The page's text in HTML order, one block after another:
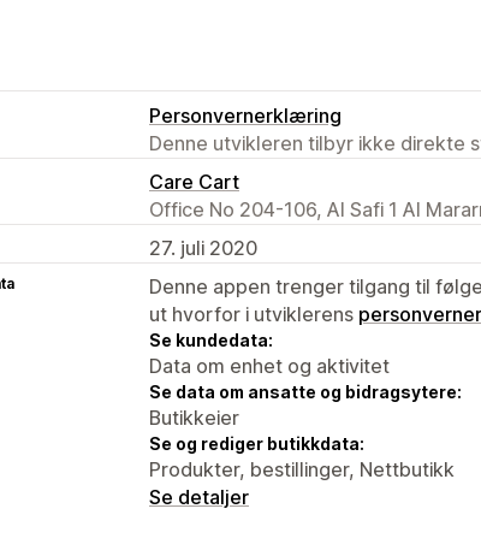
Personvernerklæring
Denne utvikleren tilbyr ikke direkte
Care Cart
Office No 204-106, Al Safi 1 Al
27. juli 2020
Denne appen trenger tilgang til
ut hvorfor i utviklerens
Se kundedata:
Data om enhet og aktivitet
Se data om ansatte og bidragsytere:
Butikkeier
Se og rediger butikkdata:
Produkter, bestillinger, Nettbutikk
Se detaljer